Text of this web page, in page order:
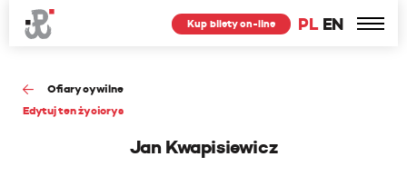
PL EN
Kup bilety on-line
Ofiary cywilne
Edytuj ten życiorys
Jan Kwapisiewicz